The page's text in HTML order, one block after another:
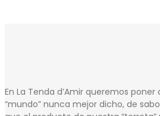
En La Tenda d’Amir queremos
“mundo” nunca mejor dicho, de